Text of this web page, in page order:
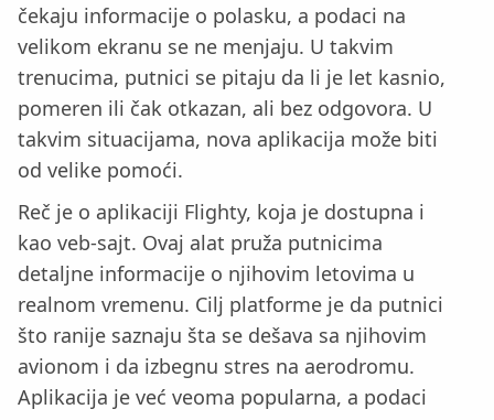
čekaju informacije o polasku, a podaci na
velikom ekranu se ne menjaju. U takvim
trenucima, putnici se pitaju da li je let kasnio,
pomeren ili čak otkazan, ali bez odgovora. U
takvim situacijama, nova aplikacija može biti
od velike pomoći.
Reč je o aplikaciji Flighty, koja je dostupna i
kao veb-sajt. Ovaj alat pruža putnicima
detaljne informacije o njihovim letovima u
realnom vremenu. Cilj platforme je da putnici
što ranije saznaju šta se dešava sa njihovim
avionom i da izbegnu stres na aerodromu.
Aplikacija je već veoma popularna, a podaci